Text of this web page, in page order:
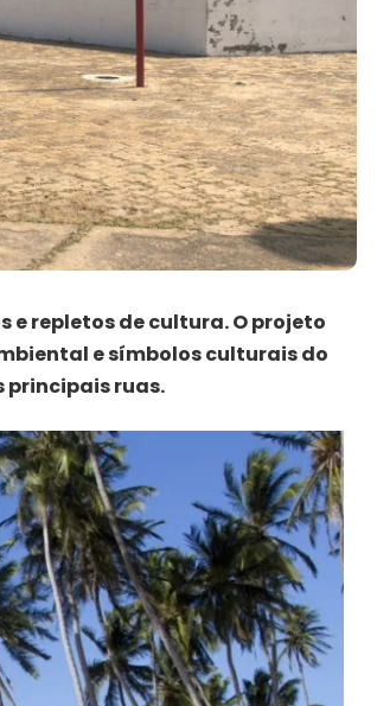
e repletos de cultura. O projeto
e símbolos culturais do
principais ruas.